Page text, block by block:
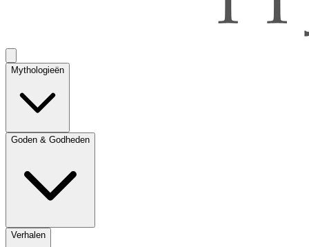
Mythologieën
Goden & Godheden
Verhalen